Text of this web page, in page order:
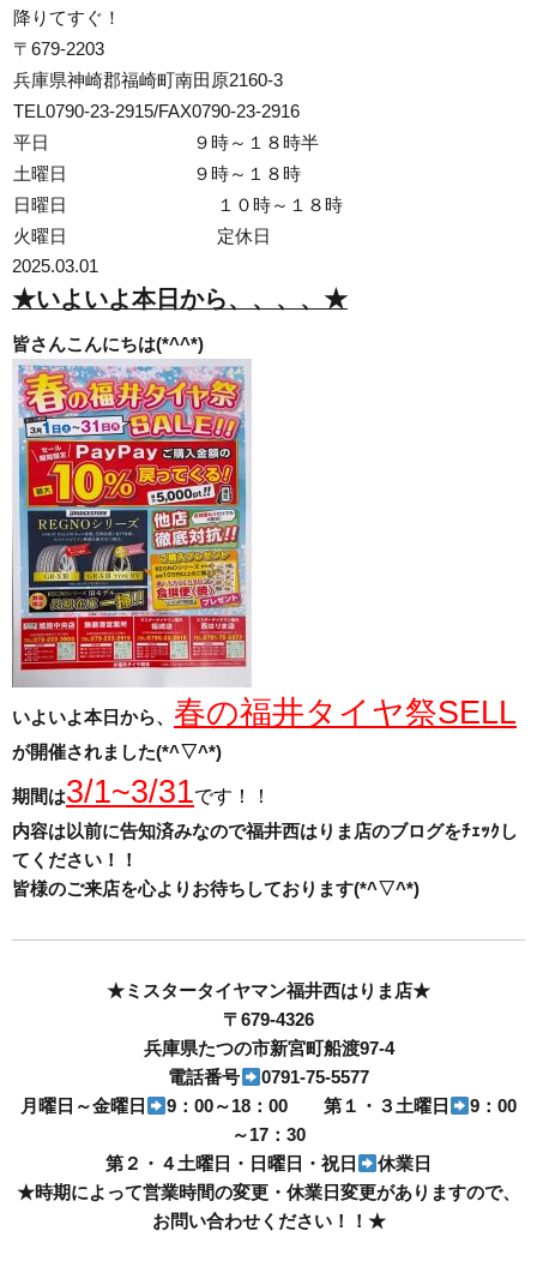
降りてすぐ！
〒679-2203
兵庫県神崎郡福崎町南田原2160-3
TEL0790-23-2915/FAX0790-23-2916
平日 ９時～１８時半
土曜日 ９時～１８時
日曜日
１０時～１８時
火曜日
定休日
2025.03.01
★いよいよ本日から、、、、★
皆さんこんにちは(*^^*)
いよいよ本日から、 春の福井タイヤ祭SELL
が開催されました(*^▽^*)
期間は3/1~3/31です！！
内容は以前に告知済みなので福井西はりま店のブログをﾁｪｯｸし
てください！！
皆様のご来店を心よりお待ちしております(*^▽^*)
★ミスタータイヤマン福井西はりま店★
〒679-4326
兵庫県たつの市新宮町船渡97-4
電話番号
0791-75-5577
月曜日～金曜日
9：00～18：00 第１・３土曜日
9：00
～17：30
第２・４土曜日・日曜日・祝日
休業日
★時期によって営業時間の変更・休業日変更がありますので、
お問い合わせください！！★